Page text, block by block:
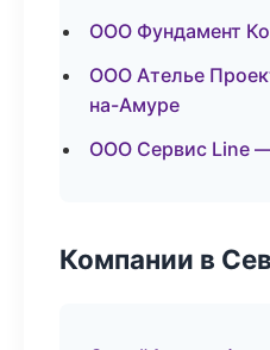
ООО Фундамент
ООО Ателье
на-Амуре
ООО Сервис Line
Компании в